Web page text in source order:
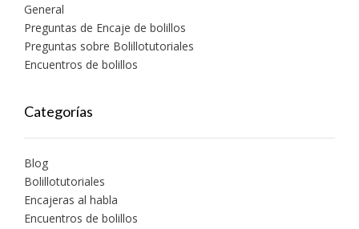
General
Preguntas de Encaje de bolillos
Preguntas sobre Bolillotutoriales
Encuentros de bolillos
Categorías
Blog
Bolillotutoriales
Encajeras al habla
Encuentros de bolillos